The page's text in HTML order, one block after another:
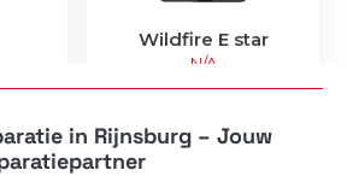
Wildfire E star
N/A
in Rijnsburg – Jouw